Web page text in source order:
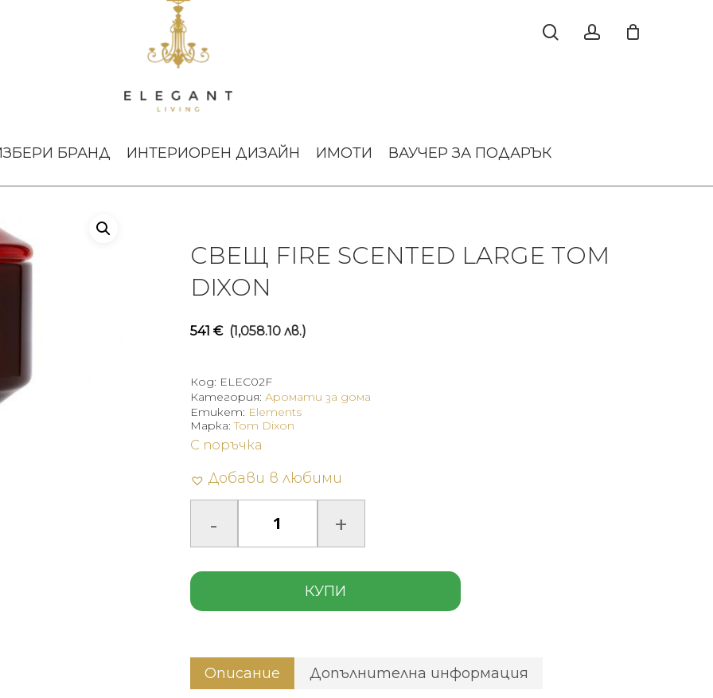
БРАНД ИНТЕРИОРЕН ДИЗАЙН ИМОТИ ВАУЧЕР ЗА ПОДАРЪК
СВЕЩ FIRE SCENTED LARGE TOM
DIXON
541 € (1,058.10 лв.)
Код: ELEC02F
Категория: Аромати за дома
Етикет: Elements
С поръчка
Добави в любими
КУПИ
Марка:Tom Dixon
Описание Допълнителна информация